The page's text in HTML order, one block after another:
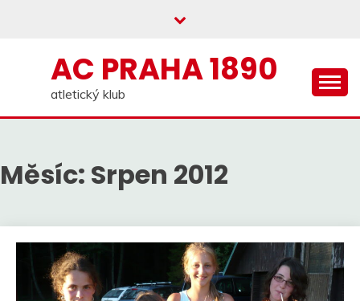
AC PRAHA 1890
atletický klub
Měsíc: Srpen 2012